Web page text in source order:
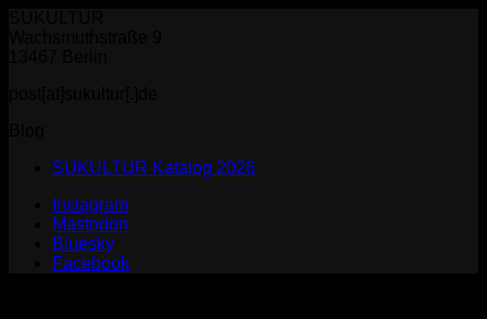
SUKULTUR Katalog 2026
Instagram
Mastodon
Bluesky
Facebook